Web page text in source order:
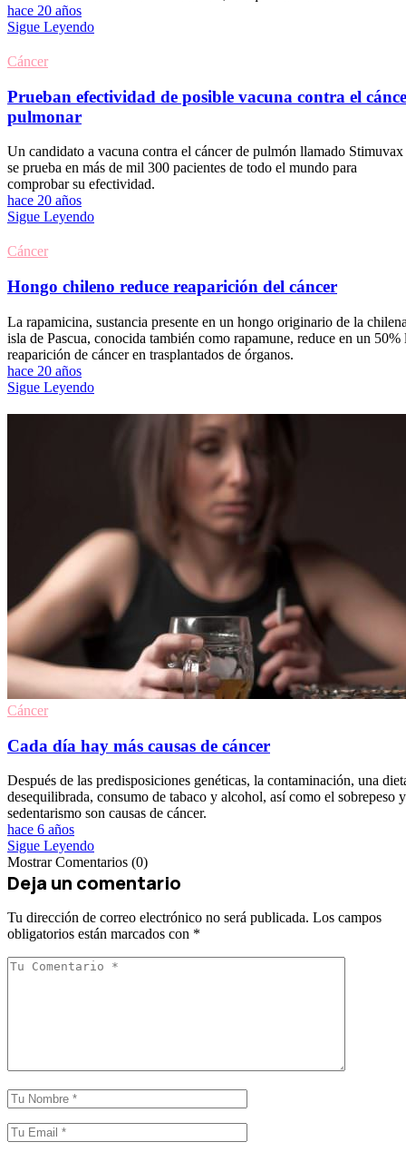
hace 20 años
Sigue Leyendo
Cáncer
Prueban efectividad de posible vacuna contra el
pulmonar
Un candidato a vacuna contra el cáncer de pulmón llamado Stimuvax
se prueba en más de mil 300 pacientes de todo el mundo para
comprobar su efectividad.
hace 20 años
Sigue Leyendo
Cáncer
Hongo chileno reduce reaparición del cáncer
La rapamicina, sustancia presente en un hongo originario de la
isla de Pascua, conocida también como rapamune, reduce en un 50%
reaparición de cáncer en trasplantados de órganos.
hace 20 años
Sigue Leyendo
Cáncer
Cada día hay más causas de cáncer
Después de las predisposiciones genéticas, la contaminación, una
desequilibrada, consumo de tabaco y alcohol, así como el sobrepeso y
sedentarismo son causas de cáncer.
hace 6 años
Sigue Leyendo
Mostrar Comentarios (0)
Deja un comentario
Tu dirección de correo electrónico no será publicada. Los campos
obligatorios están marcados con *